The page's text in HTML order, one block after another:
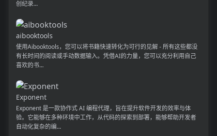
创纪录...
aibooktools
使用Aibooktools，您可以将书籍快速转化为可行的见解 - 所有这些都没
有长时间的阅读或手动数据输入。凭借AI的力量，您可以充分利用自己
喜欢的书...
Exponent
Exponent 是一款协作式 AI 编程代理，旨在提升软件开发的效率与体
验。它能够在多种环境中工作，从代码的探索到部署，能够帮助开发者
自动化复杂的编...